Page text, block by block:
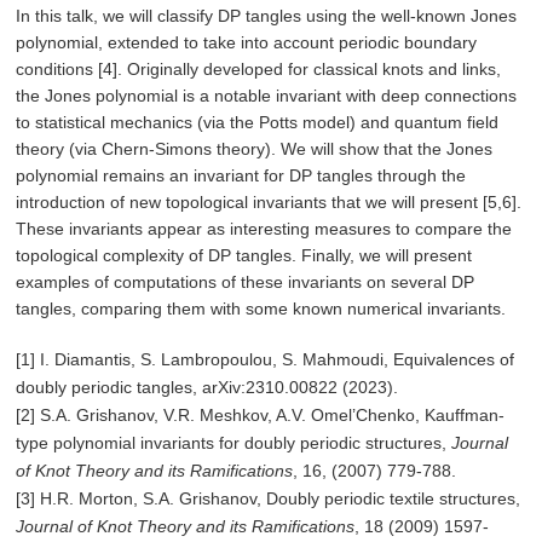
In this talk, we will classify DP tangles using the well-known Jones
polynomial, extended to take into account periodic boundary
conditions [4]. Originally developed for classical knots and links,
the Jones polynomial is a notable invariant with deep connections
to statistical mechanics (via the Potts model) and quantum field
theory (via Chern-Simons theory). We will show that the Jones
polynomial remains an invariant for DP tangles through the
introduction of new topological invariants that we will present [5,6].
These invariants appear as interesting measures to compare the
topological complexity of DP tangles. Finally, we will present
examples of computations of these invariants on several DP
tangles, comparing them with some known numerical invariants.
[1] I. Diamantis, S. Lambropoulou, S. Mahmoudi, Equivalences of
doubly periodic tangles, arXiv:2310.00822 (2023).
[2] S.A. Grishanov, V.R. Meshkov, A.V. Omel’Chenko, Kauffman-
type polynomial invariants for doubly periodic structures,Journal
of Knot Theory and its Ramifications, 16, (2007) 779-788.
[3] H.R. Morton, S.A. Grishanov, Doubly periodic textile structures,
Journal of Knot Theory and its Ramifications, 18 (2009) 1597-